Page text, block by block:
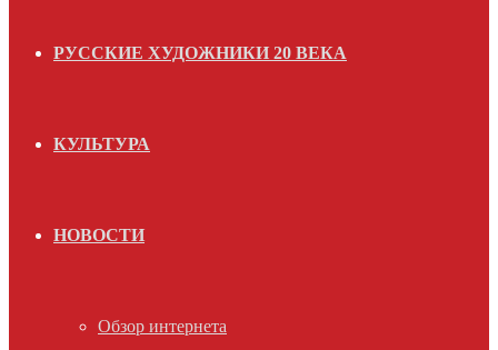
РУССКИЕ ХУДОЖНИКИ 20 ВЕКА
КУЛЬТУРА
НОВОСТИ
Обзор интернета